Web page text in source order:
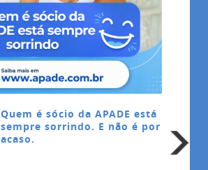
Quem é sócio da APADE está
sempre sorrindo. E não é por
acaso.